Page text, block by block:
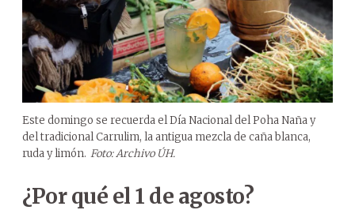
Este domingo se recuerda el Día Nacional del Poha Naña y
del tradicional Carrulim, la antigua mezcla de caña blanca,
ruda y limón. Foto: Archivo ÚH.
¿Por qué el 1 de agosto?